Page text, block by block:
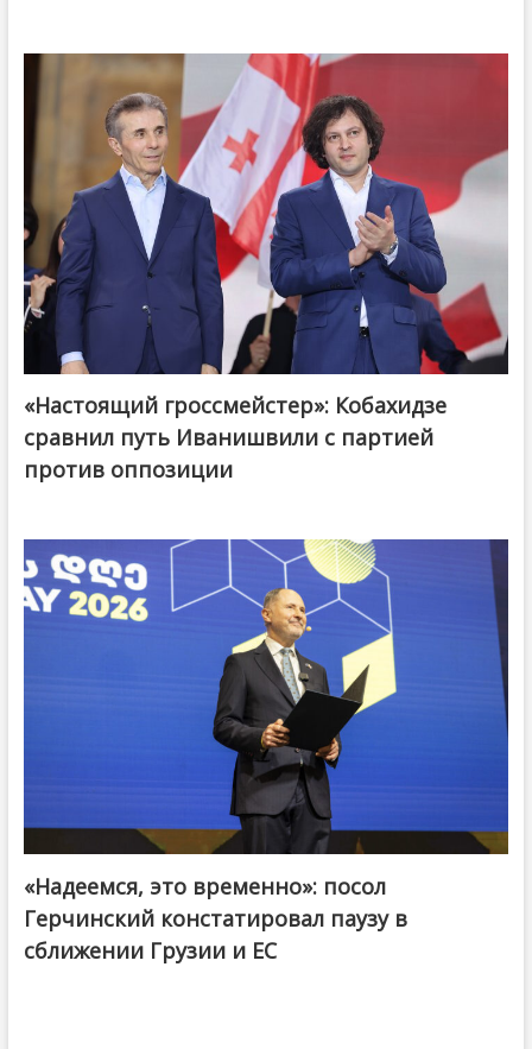
@ქართული ოცნება / Georgian Dream
«Настоящий гроссмейстер»: Кобахидзе
сравнил путь Иванишвили с партией
против оппозиции
«Надеемся, это временно»: посол
Герчинский констатировал паузу в
сближении Грузии и ЕС